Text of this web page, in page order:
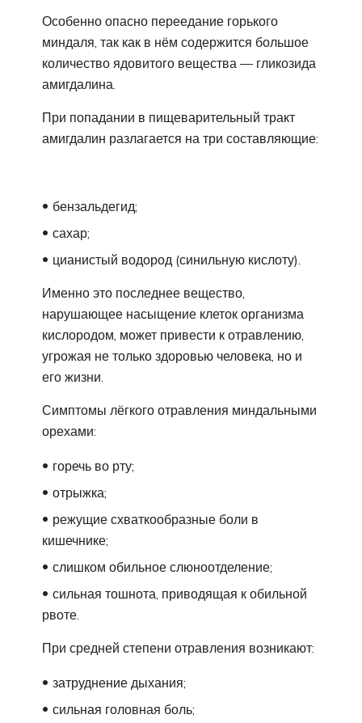
Особенно опасно переедание горького
миндаля, так как в нём содержится большое
количество ядовитого вещества — гликозида
амигдалина.
При попадании в пищеварительный тракт
амигдалин разлагается на три составляющие:
бензальдегид;
сахар;
цианистый водород (синильную кислоту).
Именно это последнее вещество,
нарушающее насыщение клеток организма
кислородом, может привести к отравлению,
угрожая не только здоровью человека, но и
его жизни.
Симптомы лёгкого отравления миндальными
орехами:
горечь во рту;
отрыжка;
режущие схваткообразные боли в
кишечнике;
слишком обильное слюноотделение;
сильная тошнота, приводящая к обильной
рвоте.
При средней степени отравления возникают:
затруднение дыхания;
сильная головная боль;